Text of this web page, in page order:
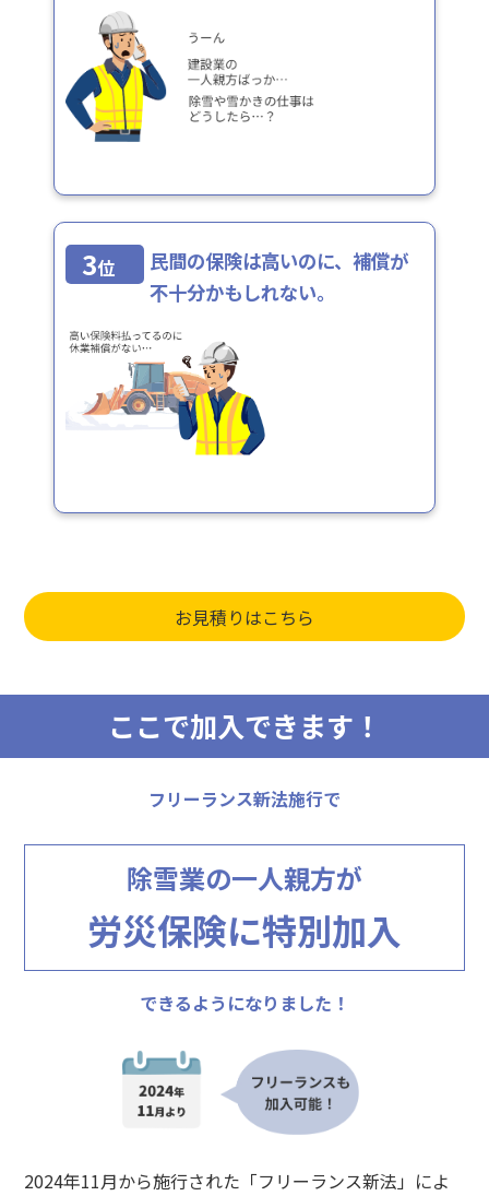
3位
民間の保険は高いのに、補償が
不十分かもしれない。
お見積りはこちら
ここで加入できます！
フリーランス新法施行で
除雪業の一人親方が
労災保険に特別加入
できるようになりました！
2024年11月から施行された「フリーランス新法」によ